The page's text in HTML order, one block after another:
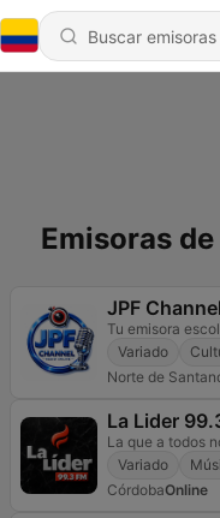
Emisoras
JPF Channel
Tu emisora
Variado
Norte de
La Lider
La que a todos
Variado
CórdobaOnline